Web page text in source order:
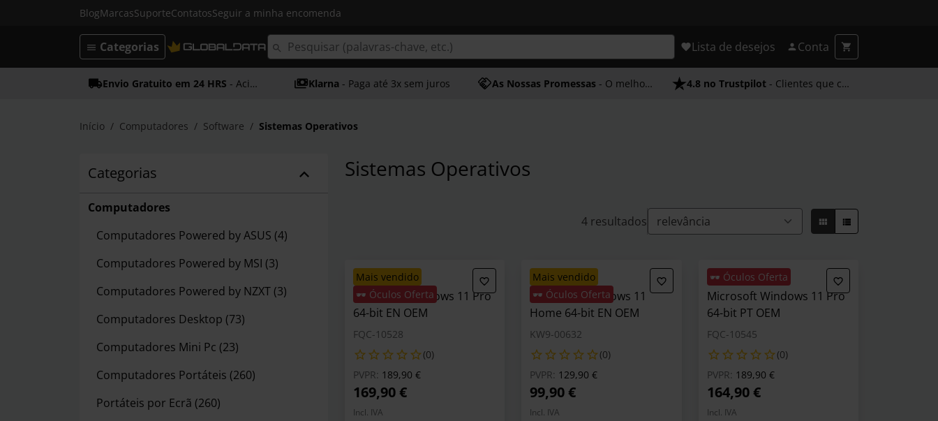
BlogMarcasSuporteContatosSeguir a minha encomenda
Lista de desejos Conta
Categorias
Envio Gratuito em 24 HRS - Acima dos 50€ Klarna - Paga até 3x sem juros As Nossas Promessas - O melhor atendimento 4.8 no Trustpilot - Clientes que confiam em nós
Início Computadores Software Sistemas Operativos
Categorias
Computadores
Computadores Powered by ASUS (4)
Computadores Powered by MSI (3)
Computadores Powered by NZXT (3)
Computadores Desktop (73)
Computadores Mini Pc (23)
Computadores Portáteis (260)
Portáteis por Ecrã (260)
Sistemas Operativos
4 resultados
mais vendido
🕶️ Óculos Oferta
Microsoft Windows 11 Pro
64-bit EN OEM
FQC-10528
(0)
PVPR: Preço reduzido de
189,90 €para
169,90 €
Incl. IVA
mais vendido
🕶️ Óculos Oferta
Microsoft Windows 11
Home 64-bit EN OEM
KW9-00632
(0)
PVPR: Preço reduzido de
129,90 €para
99,90 €
Incl. IVA
🕶️ Óculos Oferta
Microsoft Windows 11 Pro
64-bit PT OEM
FQC-10545
(0)
PVPR: Preço reduzido de
189,90 €para
164,90 €
Incl. IVA